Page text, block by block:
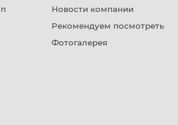
Новости компании
Рекомендуем посмотреть
Фотогалерея